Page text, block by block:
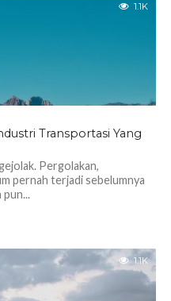
1.1K
Transportasi Yang
Pergolakan,
pernah terjadi sebelumnya
1.1K